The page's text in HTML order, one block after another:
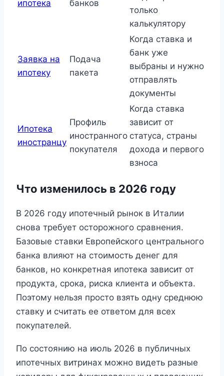
ипотека
банков
только
калькулятору
Заявка на
ипотеку
Подача
пакета
Когда ставка и
банк уже
выбраны и нужно
отправлять
документы
Ипотека
иностранцу
Профиль
иностранного
покупателя
Когда ставка
зависит от
статуса, страны
дохода и первого
взноса
Что изменилось в 2026 году
В 2026 году ипотечный рынок в Италии
снова требует осторожного сравнения.
Базовые ставки Европейского центрального
банка влияют на стоимость денег для
банков, но конкретная ипотека зависит от
продукта, срока, риска клиента и объекта.
Поэтому нельзя просто взять одну среднюю
ставку и считать ее ответом для всех
покупателей.
По состоянию на июль 2026 в публичных
ипотечных витринах можно видеть разные